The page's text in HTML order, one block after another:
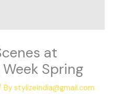
at
Spring
Bystylizeindia@gmail.com